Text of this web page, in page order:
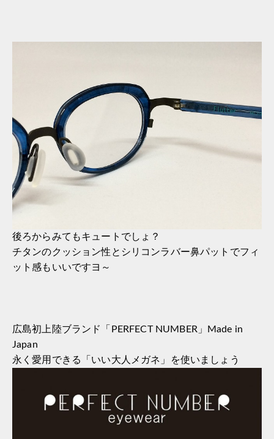
後ろからみてもキュートでしょ？
チタンのクッション性とシリコンラバー鼻パットでフィ
ット感もいいですヨ～
広島初上陸ブランド「PERFECT NUMBER」Made in
Japan
永く愛用できる「いい大人メガネ」を使いましょう